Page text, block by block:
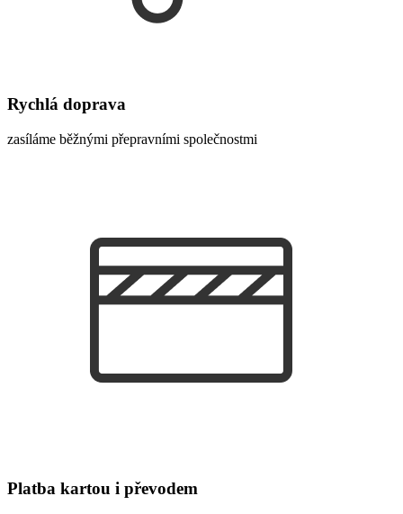
Rychlá doprava
zasíláme běžnými přepravními společnostmi
Platba kartou i převodem